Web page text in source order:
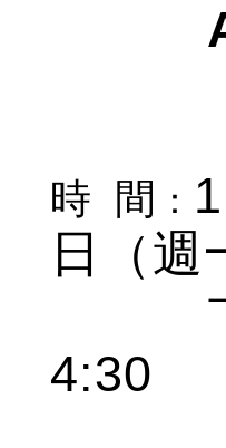
時 間 ：
日（週
4:30